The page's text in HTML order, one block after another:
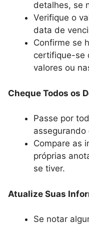
detalhes, se
Verifique o
data de
Confirme se
certifique-se
valores ou
Cheque Todos os
Passe por
assegurando
Compare as
próprias
se tiver.
Atualize Suas
Se notar